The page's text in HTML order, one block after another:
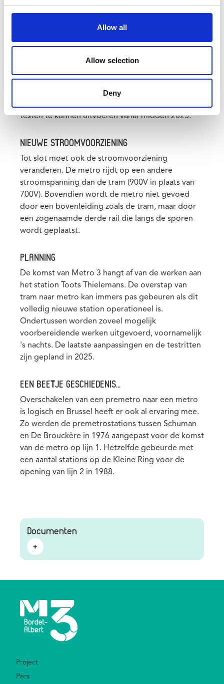
Allow all
Allow selection
Deny
NIEUW SIGNALISATIESYSTEEM
Voor de komst van de metro moet ook de
signalisatie of het seinstelsel vernieuwd worden.
stellen veilig door de tunnels en stations kunnen
rijden. Het nieuwe systeem zal progressief
testen te kunnen uitvoeren vanaf midden 2023.
NIEUWE STROOMVOORZIENING
Tot slot moet ook de stroomvoorziening
veranderen. De metro rijdt op een andere
stroomspanning dan de tram (900V in plaats van
700V). Bovendien wordt de metro niet gevoed
door een bovenleiding zoals de tram, maar door
een zogenaamde derde rail die langs de sporen
wordt geplaatst.
PLANNING
De komst van Metro 3 hangt af van de werken aan
het station Toots Thielemans. De overstap van
tram naar metro kan immers pas gebeuren als dit
volledig nieuwe station operationeel is.
Ondertussen worden zoveel mogelijk
voorbereidende werken uitgevoerd, voornamelijk
's nachts. De laatste aanpassingen en de testritten
zijn gepland in 2025.
EEN BEETJE GESCHIEDENIS...
Overschakelen van een premetro naar een metro
is logisch en Brussel heeft er ook al ervaring mee.
Zo werden de premetrostations tussen Schuman
en De Brouckère in 1976 aangepast voor de komst
van de metro op lijn 1. Hetzelfde gebeurde met
een aantal stations op de Kleine Ring voor de
opening van lijn 2 in 1988.
Documenten
Footer
Project
Pers